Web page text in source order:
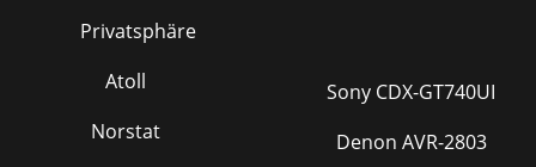
Privatsphäre
Atoll
Norstat
Sony CDX-GT740UI
Denon AVR-2803